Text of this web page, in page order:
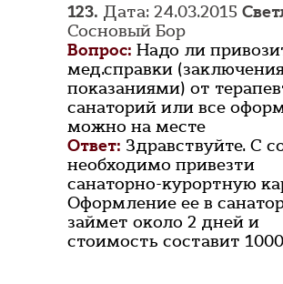
123. Дата: 24.03.2015
Сосновый Бор
Вопрос: Надо ли
мед.справки
показаниями) от
санаторий или все
можно на месте
Ответ: Здравствуйте. С
необходимо привезти
санаторно-курортную
Оформление ее в
займет около 2 дней и
стоимость составит